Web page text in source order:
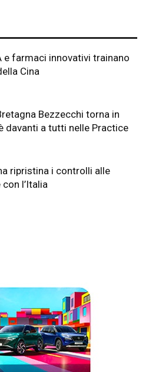
e farmaci innovativi trainano
Cina
Bezzecchi torna in
davanti a tutti nelle Practice
ripristina i controlli alle
l’Italia